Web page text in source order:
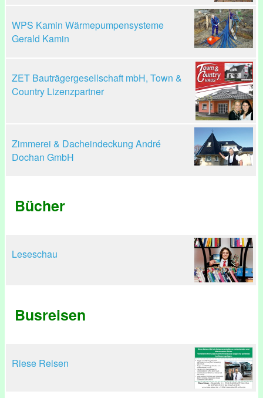
WPS Kamin Wärmepumpensysteme
Gerald Kamin
ZET Bauträgergesellschaft mbH, Town &
Country Lizenzpartner
Zimmerei & Dacheindeckung André
Dochan GmbH
Bücher
Leseschau
Busreisen
Riese Reisen